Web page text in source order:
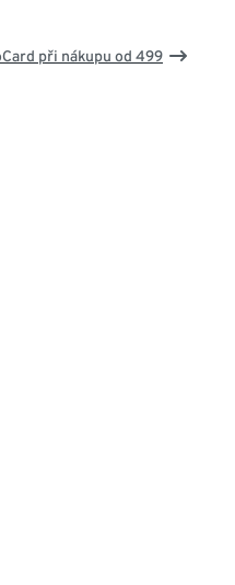
při nákupu od 499